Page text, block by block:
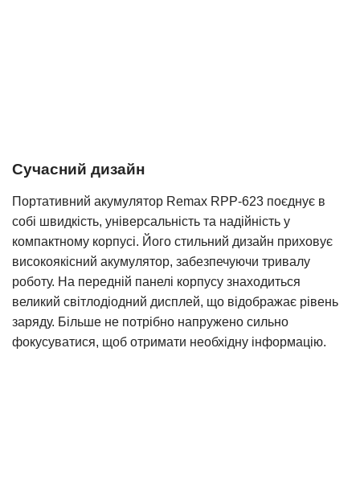
Сучасний дизайн
Портативний акумулятор Remax RPP-623 поєднує в
собі швидкість, універсальність та надійність у
компактному корпусі. Його стильний дизайн приховує
високоякісний акумулятор, забезпечуючи тривалу
роботу. На передній панелі корпусу знаходиться
великий світлодіодний дисплей, що відображає рівень
заряду. Більше не потрібно напружено сильно
фокусуватися, щоб отримати необхідну інформацію.